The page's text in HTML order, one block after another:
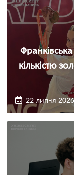
кількістю
22 липня